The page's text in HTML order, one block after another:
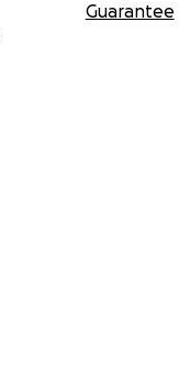
Guarantee